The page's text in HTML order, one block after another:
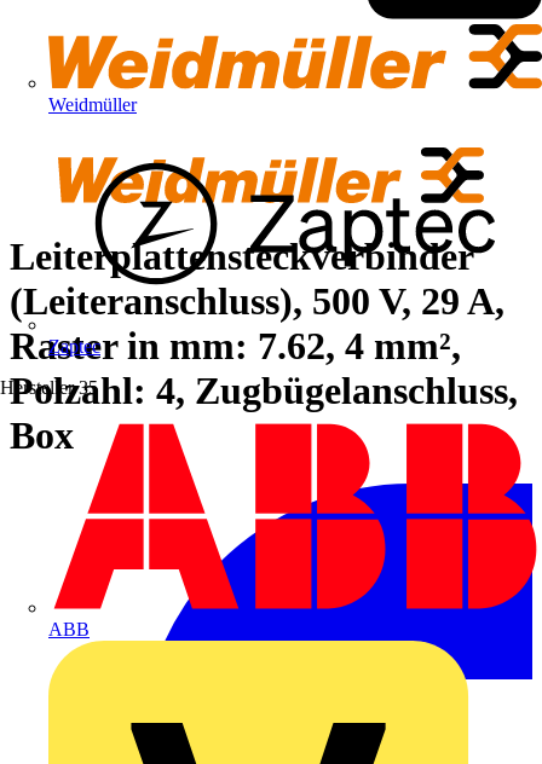
Weidmüller
Zaptec
Hersteller 35
ABB
Leiterplattensteckverbinder
(Leiteranschluss), 500 V, 29 A,
Raster in mm: 7.62, 4 mm²,
Polzahl: 4, Zugbügelanschluss,
Box